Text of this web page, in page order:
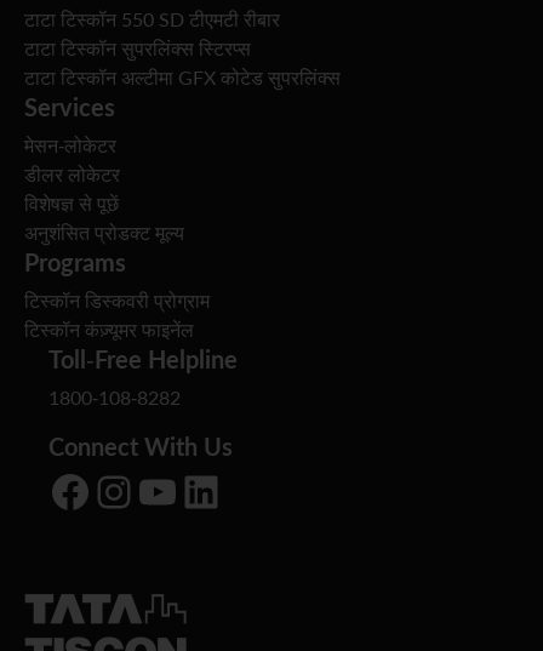
टाटा टिस्कॉन 550 SD टीएमटी रीबार
टाटा टिस्कॉन सुपरलिंक्स स्टिरप्स
टाटा टिस्कॉन अल्टीमा GFX कोटेड सुपरलिंक्स
Services
मेसन-लोकेटर
डीलर लोकेटर
विशेषज्ञ से पूछें
अनुशंसित प्रोडक्ट मूल्य
Programs
टिस्कॉन डिस्कवरी प्रोग्राम
टिस्कॉन कंज़्यूमर फाइनेंल
Toll-Free Helpline
1800-108-8282
Connect With Us
Facebook Instagram YouTube LinkedIn